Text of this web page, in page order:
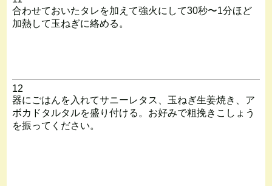
合わせておいたタレを加えて強火にして30秒〜1分ほど
加熱して玉ねぎに絡める。
12
器にごはんを入れてサニーレタス、玉ねぎ生姜焼き、ア
ボカドタルタルを盛り付ける。お好みで粗挽きこしょう
を振ってください。